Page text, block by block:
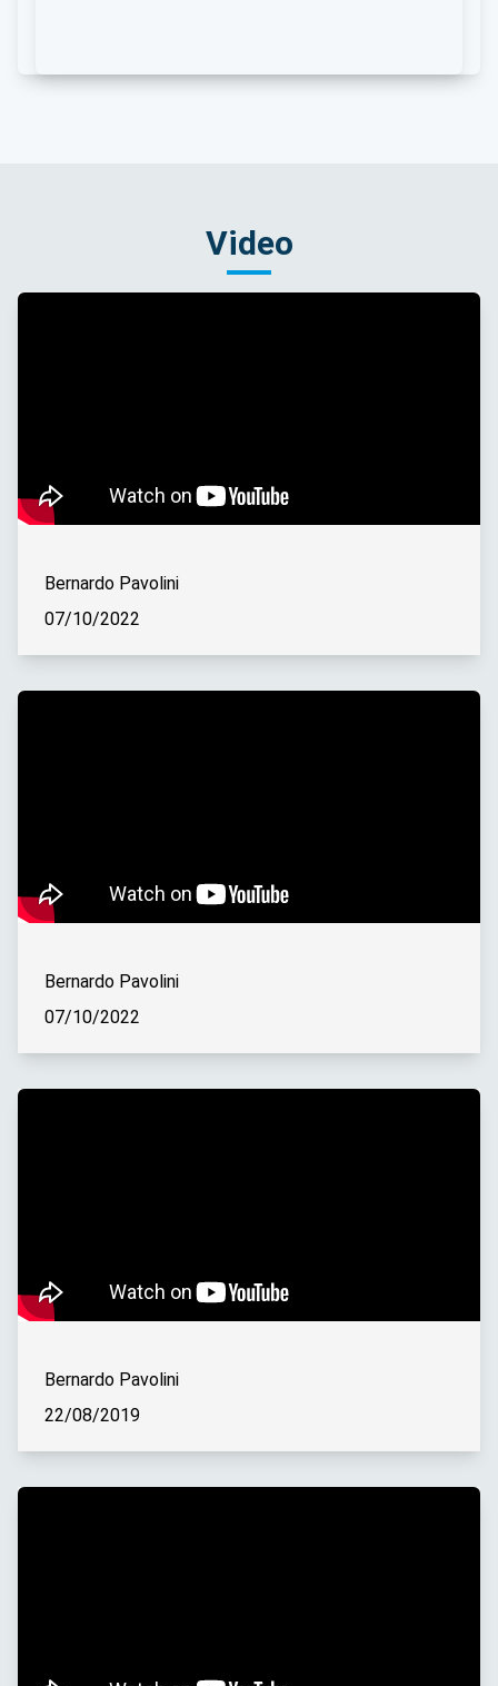
Video
Bernardo Pavolini
07/10/2022
Bernardo Pavolini
07/10/2022
Bernardo Pavolini
22/08/2019